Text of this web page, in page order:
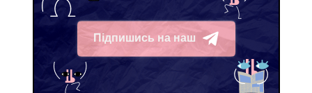
Підпишись на наш
Telegram